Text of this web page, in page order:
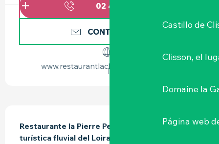
Castillo de
Clisson, el
Domaine la
Página web
02 40 31 05
CONTÁCTENOS
www.restaurantlachapellebassemer.fr
Restaurante la Pierre Percée, situado en la ruta
turística fluvial del Loira "La Divatte". Ofrece